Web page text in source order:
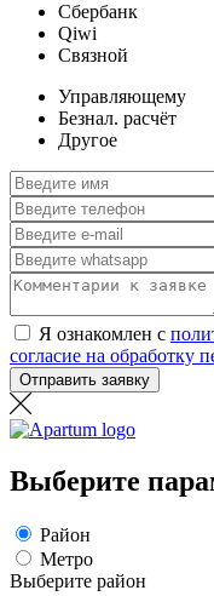
Сбербанк
Qiwi
Связной
Управляющему
Безнал. расчёт
Другое
Я ознакомлен с
согласие на обработку
Отправить заявку
Выберите
Район
Метро
Выберите район